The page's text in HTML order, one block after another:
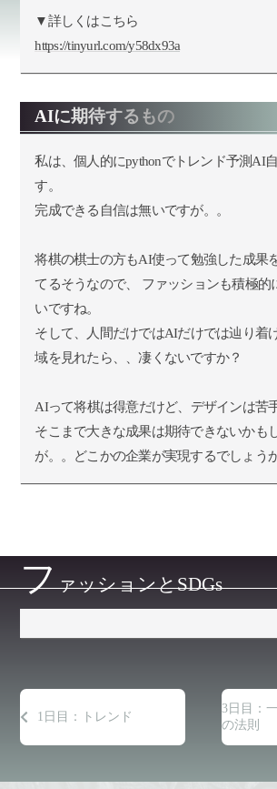
▼詳しくはこちら
https://tinyurl.com/y58dx93a
AIに期待するもの
私は、個人的にpythonでトレンド予測AI
す。
完成できる自信は無いですが。。
将棋の棋士の方もAI使って勉強した成果
てるそうなので、 ファッションも積極的
いですね。
そして、人間だけではAIだけでは辿り着
域を見れたら、、凄くないですか？
AIって将棋は得意だけど、デザインは苦
そこまで大きな成果は期待できないかも
が。。どこかの企業が実現するでしょう
ファッションとSDGs
1日目：トレンド
3日目：
の法則